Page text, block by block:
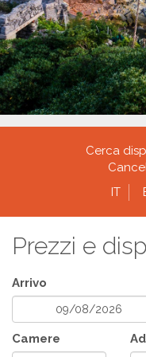
Cerca
IT
Prezzi e
Arrivo
Camere